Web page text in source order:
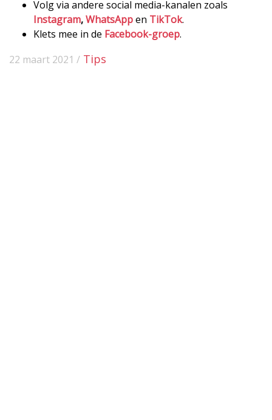
Volg via andere social media-kanalen zoals
Instagram,WhatsAppen TikTok.
Klets mee in de Facebook-groep.
22 maart 2021 / Tips